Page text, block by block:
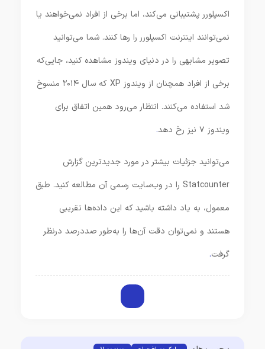
اکسپلورر پشتیبانی می‌کند، اما برخی از افراد نمی‌خواهند یا
نمی‌توانند اینترنت اکسپلورر را رها کنند. شما می‌توانید
تصویر مشابهی را در دنیای ویندوز مشاهده کنید، جایی‌که
برخی از افراد همچنان از ویندوز XP که سال ۲۰۱۴ منسوخ
شد استفاده می‌کنند. انتظار می‌رود همین اتفاق برای
ویندوز ۷ نیز رخ دهد
.
می‌توانید جزئیات بیشتر در مورد جدیدترین گزارش
Statcounter را در وب‌سایت رسمی آن مطالعه کنید. طبق
معمول، به یاد داشته باشید که این داده‌ها تقریبی
هستند و نمی‌توان دقت آن‌ها را به‌طور صددرصد درنظر
گرفت.